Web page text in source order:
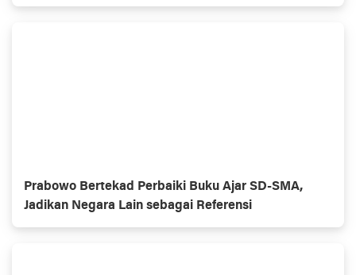
Prabowo Bertekad Perbaiki Buku Ajar SD-SMA,
Jadikan Negara Lain sebagai Referensi